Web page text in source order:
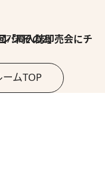
誌即売会にチャレンジ その2」
ムTOP